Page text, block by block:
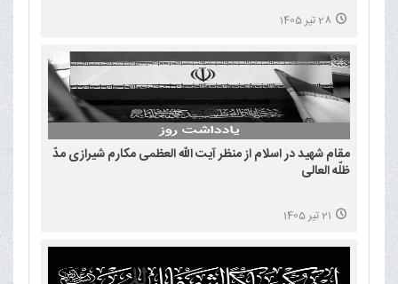
28 تیر 1405
مقام شهید در اسلام از منظر آیت الله العظمی مکارم شیرازی مدّ
ظلّه العالی
21 تیر 1405